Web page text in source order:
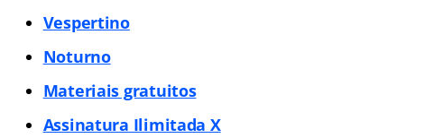
Vespertino
Noturno
Materiais gratuitos
Assinatura Ilimitada X